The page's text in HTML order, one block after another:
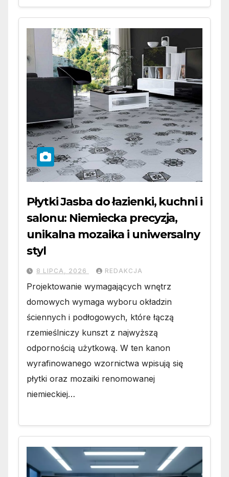
Płytki Jasba do łazienki, kuchni i
salonu: Niemiecka precyzja,
unikalna mozaika i uniwersalny
styl
8 LIPCA, 2026 REDAKCJA
Projektowanie wymagających wnętrz
domowych wymaga wyboru okładzin
ściennych i podłogowych, które łączą
rzemieślniczy kunszt z najwyższą
odpornością użytkową. W ten kanon
wyrafinowanego wzornictwa wpisują się
płytki oraz mozaiki renomowanej
niemieckiej…